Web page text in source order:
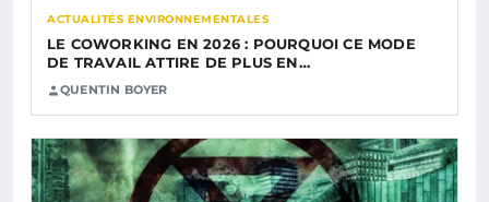
ACTUALITÉS ENVIRONNEMENTALES
LE COWORKING EN 2026 : POURQUOI CE MODE
DE TRAVAIL ATTIRE DE PLUS EN…
QUENTIN BOYER